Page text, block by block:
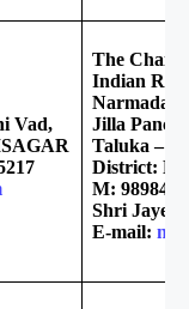
Vad,
The
Indian Red
Narmada
Jilla
Taluka –
District:
M:
Shri
E-mail: